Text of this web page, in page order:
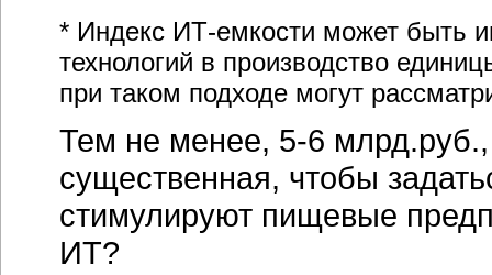
* Индекс ИТ-емкости может быть
технологий в производство
при таком подходе могут
Тем не менее, 5-6 млрд.руб.
существенная, чтобы
стимулируют пищевые
ИТ?